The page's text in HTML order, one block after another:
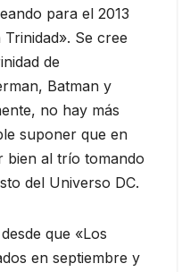
para el 2013
Se cree
de
Batman y
no hay más
suponer que en
bien al trío tomando
del Universo DC.
que «Los
en septiembre y